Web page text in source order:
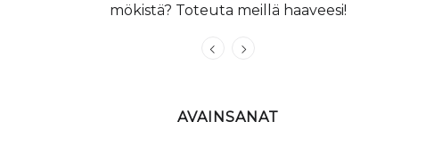
mökistä? Toteuta meillä haaveesi!
AVAINSANAT